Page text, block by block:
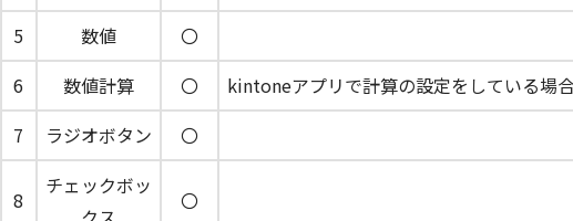
5 数値
〇
6
数値計算 〇
kintoneアプリで計算の設定をしている場合
7
ラジオボタン 〇
8
チェックボッ
〇